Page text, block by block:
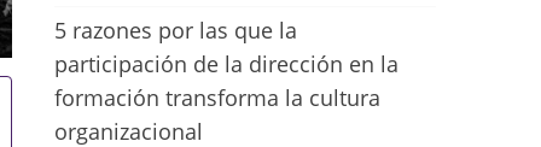
5 razones por las que la
participación de la dirección en la
formación transforma la cultura
organizacional